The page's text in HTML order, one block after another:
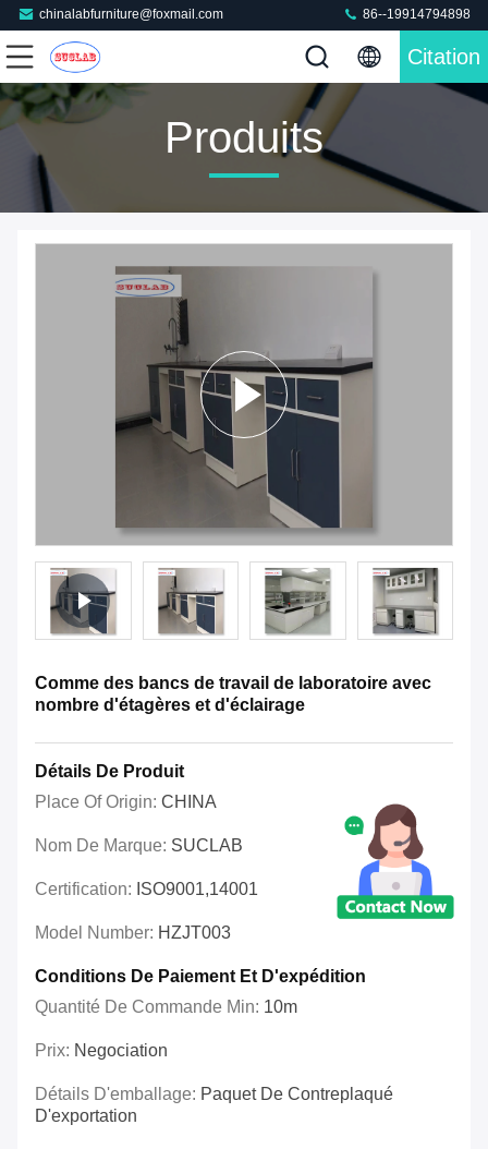
chinalabfurniture@foxmail.com 86--19914794898
Citation
Produits
Comme des bancs de travail de laboratoire avec
nombre d'étagères et d'éclairage
Détails De Produit
Place Of Origin: CHINA
Nom De Marque: SUCLAB
Certification: ISO9001,14001
Model Number: HZJT003
Conditions De Paiement Et D'expédition
Quantité De Commande Min: 10m
Prix: Negociation
Détails D'emballage: Paquet De Contreplaqué
D'exportation